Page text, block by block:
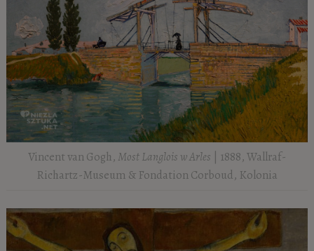
Vincent van Gogh, Most Langlois w Arles | 1888, Wallraf-
Richartz-Museum & Fondation Corboud, Kolonia